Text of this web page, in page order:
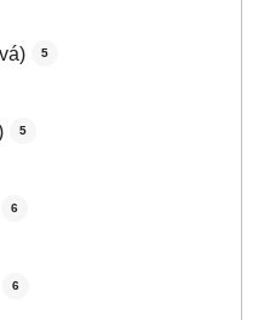
5
5
6
6